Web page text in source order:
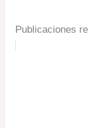
Publicaciones